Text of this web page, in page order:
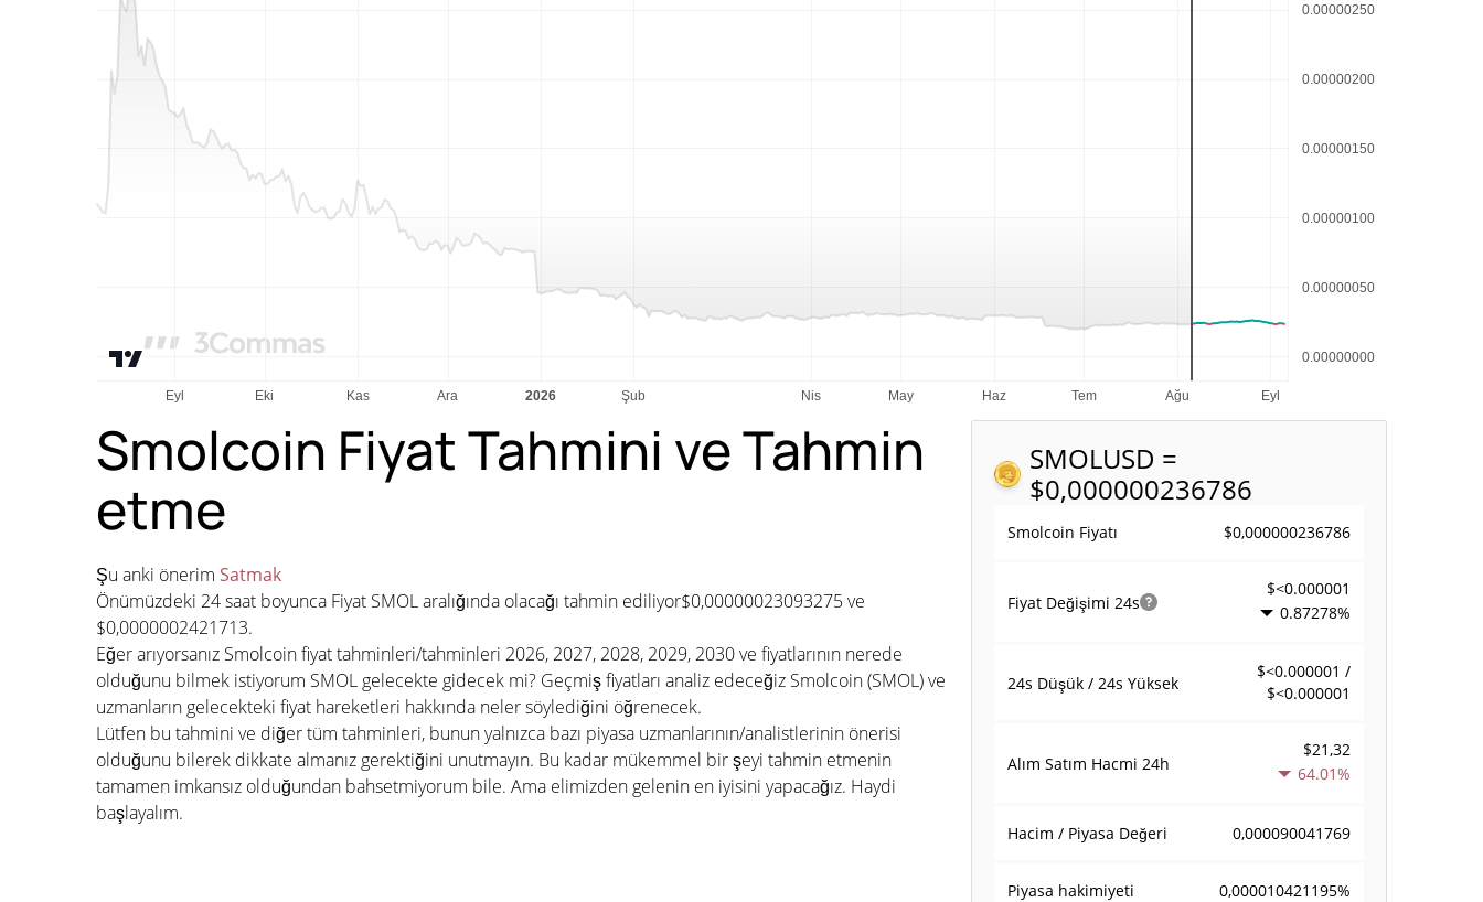
SMOLUSD =
$0,000000236786
Smolcoin Fiyatı $0,000000236786
Fiyat Değişimi 24s
$<0.000001
0.87278%
24s Düşük / 24s Yüksek
$<0.000001 /
$<0.000001
Alım Satım Hacmi 24h
$21,32
64.01%
Hacim / Piyasa Değeri 0,000090041769
Piyasa hakimiyeti 0,000010421195%
Smolcoin Fiyat Tahmini ve Tahmin
etme
Şu anki önerim Satmak
Önümüzdeki 24 saat boyunca Fiyat SMOL aralığında olacağı tahmin ediliyor$0,00000023093275 ve
$0,0000002421713.
Eğer arıyorsanız Smolcoin fiyat tahminleri/tahminleri 2026, 2027, 2028, 2029, 2030 ve fiyatlarının nerede
olduğunu bilmek istiyorum SMOL gelecekte gidecek mi? Geçmiş fiyatları analiz edeceğiz Smolcoin (SMOL) ve
uzmanların gelecekteki fiyat hareketleri hakkında neler söylediğini öğrenecek.
Lütfen bu tahmini ve diğer tüm tahminleri, bunun yalnızca bazı piyasa uzmanlarının/analistlerinin önerisi
olduğunu bilerek dikkate almanız gerektiğini unutmayın. Bu kadar mükemmel bir şeyi tahmin etmenin
tamamen imkansız olduğundan bahsetmiyorum bile. Ama elimizden gelenin en iyisini yapacağız. Haydi
başlayalım.